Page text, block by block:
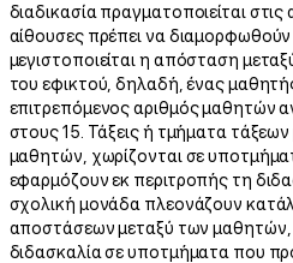
διαδικασία πραγματοποιείται στις
αίθουσες πρέπει να διαμορφωθούν
μεγιστοποιείται η απόσταση
του εφικτού, δηλαδή, ένας
επιτρεπόμενος αριθμός μαθητών
στους 15. Τάξεις ή τμήματα
μαθητών, χωρίζονται σε
εφαρμόζουν εκ περιτροπής τη
σχολική μονάδα πλεονάζουν
αποστάσεων μεταξύ των μαθητών,
διδασκαλία σε υποτμήματα που